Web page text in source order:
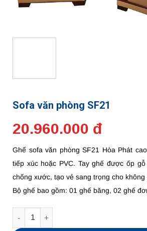
Sofa văn phòng SF21
20.960.000 đ
Ghế sofa văn phòng SF21 Hòa Phát
tiếp xúc hoặc PVC. Tay ghế được ốp
chống xước, tạo vẻ sang trọng cho không
Bộ ghế bao gồm: 01 ghế băng, 02 ghế
Số lượng